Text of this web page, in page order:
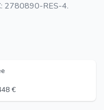
2780890-RES-4.
€